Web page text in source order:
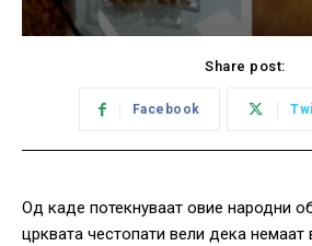
Share post:
Facebook
Од каде потекнуваат овие народни
црквата честопати вели дека немаат